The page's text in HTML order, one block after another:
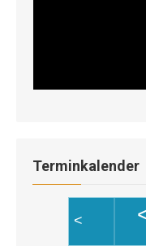
Terminkalender
<